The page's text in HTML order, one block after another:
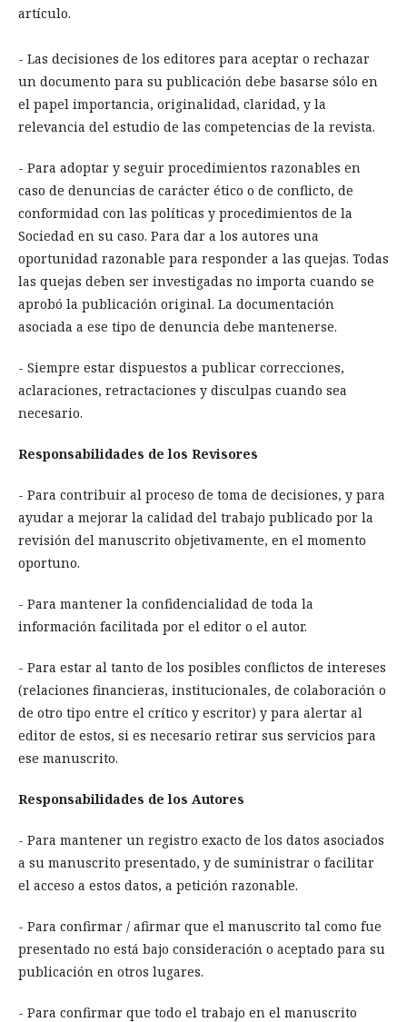
artículo.
- Las decisiones de los editores para aceptar o rechazar
un documento para su publicación debe basarse sólo en
el papel importancia, originalidad, claridad, y la
relevancia del estudio de las competencias de la revista.
- Para adoptar y seguir procedimientos razonables en
caso de denuncias de carácter ético o de conflicto, de
conformidad con las políticas y procedimientos de la
Sociedad en su caso. Para dar a los autores una
oportunidad razonable para responder a las quejas. Todas
las quejas deben ser investigadas no importa cuando se
aprobó la publicación original. La documentación
asociada a ese tipo de denuncia debe mantenerse.
- Siempre estar dispuestos a publicar correcciones,
aclaraciones, retractaciones y disculpas cuando sea
necesario.
Responsabilidades de los Revisores
- Para contribuir al proceso de toma de decisiones, y para
ayudar a mejorar la calidad del trabajo publicado por la
revisión del manuscrito objetivamente, en el momento
oportuno.
- Para mantener la confidencialidad de toda la
información facilitada por el editor o el autor.
- Para estar al tanto de los posibles conflictos de intereses
(relaciones financieras, institucionales, de colaboración o
de otro tipo entre el crítico y escritor) y para alertar al
editor de estos, si es necesario retirar sus servicios para
ese manuscrito.
Responsabilidades de los Autores
- Para mantener un registro exacto de los datos asociados
a su manuscrito presentado, y de suministrar o facilitar
el acceso a estos datos, a petición razonable.
- Para confirmar / afirmar que el manuscrito tal como fue
presentado no está bajo consideración o aceptado para su
publicación en otros lugares.
- Para confirmar que todo el trabajo en el manuscrito